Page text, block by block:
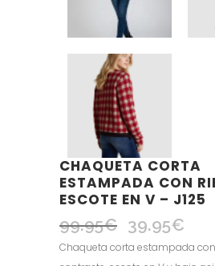
CHAQUETA CORTA
ESTAMPADA CON
ESCOTE EN V – J125
99.95€
El
precio
39.95€
precio
Chaqueta corta estampada